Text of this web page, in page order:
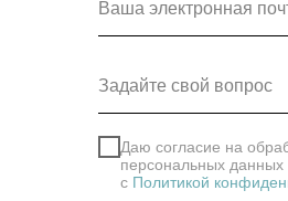
Даю согласие на
персональных данных
с Политикой